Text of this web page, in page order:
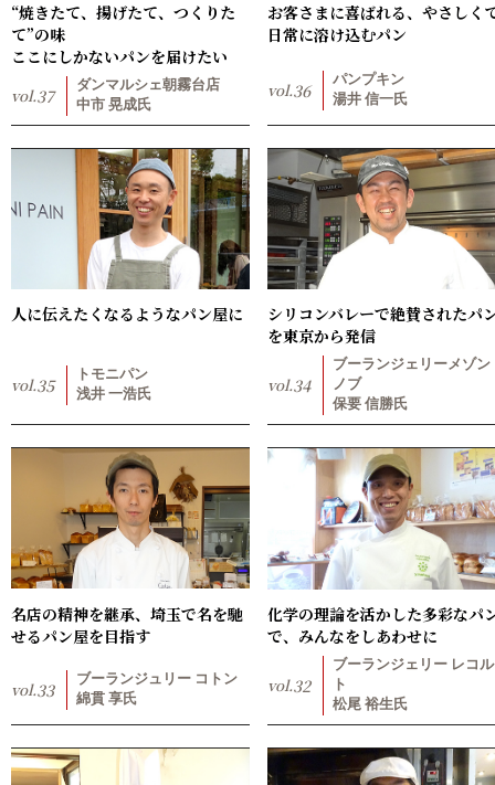
“焼きたて、揚げたて、つくりた
て”の味
ここにしかないパンを届けたい
vol.37
ダンマルシェ朝霧台店
中市 晃成氏
お客さまに喜ばれる、やさしく
日常に溶け込むパン
vol.36
パンプキン
湯井 信一氏
人に伝えたくなるようなパン屋に
vol.35
トモニパン
浅井 一浩氏
シリコンバレーで絶賛されたパ
を東京から発信
vol.34
ブーランジェリーメゾン
ノブ
保要 信勝氏
名店の精神を継承、埼玉で名を馳
せるパン屋を目指す
vol.33
ブーランジュリー コトン
綿貫 享氏
化学の理論を活かした多彩なパ
で、みんなをしあわせに
vol.32
ブーランジェリー レコル
ト
松尾 裕生氏